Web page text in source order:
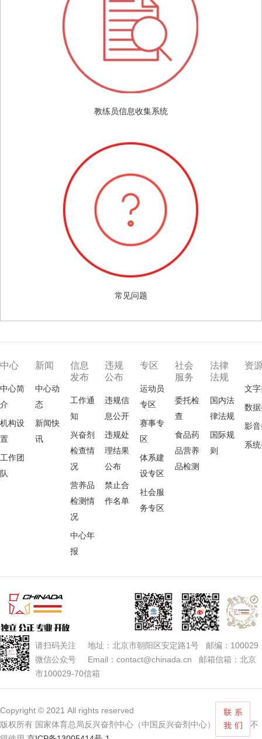
教练员信息收集系统
常见问题
中心
中心简
介
机构设
置
工作团
队
新闻
中心动
态
新闻快
讯
信息
发布
工作通
知
兴奋剂
检查情
况
营养品
检测情
况
中心年
报
违规
公布
违规信
息公开
违规处
理结果
公布
禁止合
作名单
专区
运动员
专区
赛事专
区
体系建
设专区
社会服
务专区
社会
服务
委托检
查
食品药
品营养
品检测
法律
法规
国内法
律法规
国际规
则
资
文
数
影
系
请扫码关注 地址：北京市朝阳区安定路1号 邮编：100029
微信公众号 Email：contact@chinada.cn 邮箱信箱：北京
市100029-70信箱
Copyright © 2021 All rights reserved
版权所有 国家体育总局反兴奋剂中心（中国反兴奋剂中心） 未经授权不